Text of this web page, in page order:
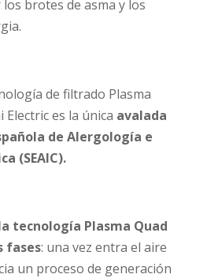
brotes de asma y los
de filtrado Plasma
es la única avalada
de Alergología e
(SEAIC).
tecnología Plasma Quad
fases: una vez entra el aire
un proceso de generación